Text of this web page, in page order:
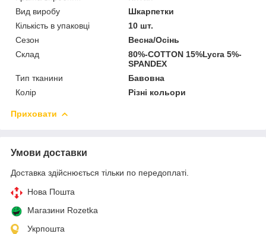
Вид виробу
Шкарпетки
Кількість в упаковці
10 шт.
Сезон
Весна/Осінь
Склад
80%-COTTON 15%Lycra 5%-
SPANDEX
Тип тканини
Бавовна
Колір
Різні кольори
Приховати
Умови доставки
Доставка здійснюється тільки по передоплаті.
Нова Пошта
Магазини Rozetka
Укрпошта